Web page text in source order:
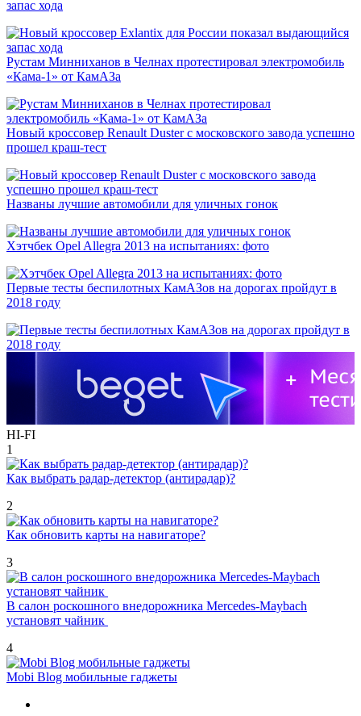
запас хода
Рустам Минниханов в Челнах протестировал электромобиль
«Кама-1» от КамАЗа
Новый кроссовер Renault Duster с московского завода успешно
прошел краш-тест
Названы лучшие автомобили для уличных гонок
Хэтчбек Opel Allegra 2013 на испытаниях: фото
Первые тесты беспилотных КамАЗов на дорогах пройдут в
2018 году
HI-FI
1
Как выбрать радар-детектор (антирадар)?
2
Как обновить карты на навигаторе?
3
В салон роскошного внедорожника Mercedes-Maybach
установят чайник
4
Mobi Blog мобильные гаджеты